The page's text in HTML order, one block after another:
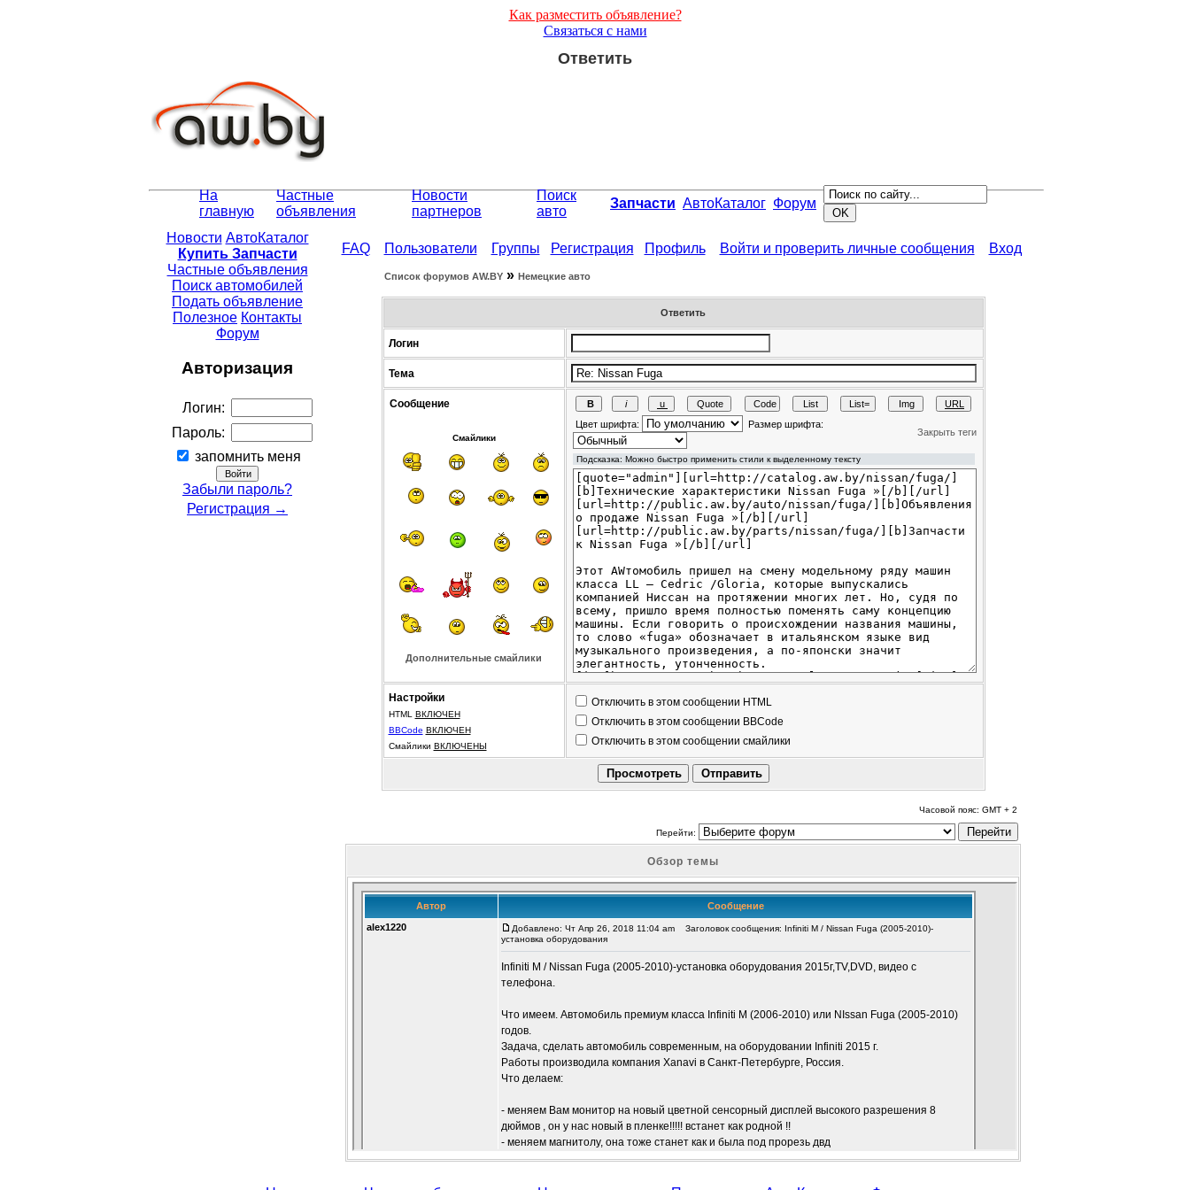
Как разместить объявление?
Связаться с нами
Ответить
На
главную
Частные
объявления
Новости
партнеров
Поиск
авто
Запчасти АвтоКаталог Форум
Новости АвтоКаталог
Купить Запчасти
Частные объявления
Поиск автомобилей
Подать объявление
Полезное Контакты
Форум
Авторизация
Логин:
Пароль:
запомнить меня
Забыли пароль?
Регистрация →
FAQ Пользователи Группы Регистрация Профиль Войти и проверить личные сообщения Вход
Список форумов АW.BY» Немецкие авто
Ответить
Логин
Тема
Сообщение
Смайлики
Дополнительные смайлики
Цвет шрифта: Размер шрифта:
Закрыть теги
Настройки
HTML ВКЛЮЧЕН
BBCode ВКЛЮЧЕН
Смайлики ВКЛЮЧЕНЫ
Отключить в этом сообщении HTML
Отключить в этом сообщении BBCode
Отключить в этом сообщении смайлики
Часовой пояс: GMT + 2
Перейти:
Обзор темы